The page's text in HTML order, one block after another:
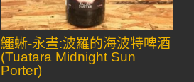
鱷蜥-永晝:波羅的海波特啤酒
(Tuatara Midnight Sun
Porter)